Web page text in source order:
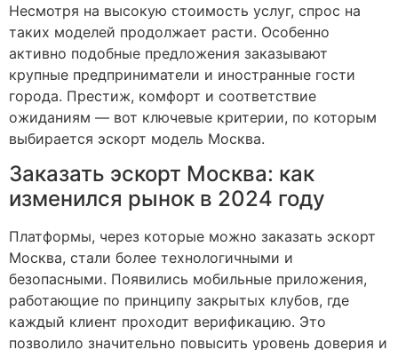
Несмотря на высокую стоимость услуг, спрос на
таких моделей продолжает расти. Особенно
активно подобные предложения заказывают
крупные предприниматели и иностранные гости
города. Престиж, комфорт и соответствие
ожиданиям — вот ключевые критерии, по которым
выбирается эскорт модель Москва.
Заказать эскорт Москва: как
изменился рынок в 2024 году
Платформы, через которые можно заказать эскорт
Москва, стали более технологичными и
безопасными. Появились мобильные приложения,
работающие по принципу закрытых клубов, где
каждый клиент проходит верификацию. Это
позволило значительно повысить уровень доверия и